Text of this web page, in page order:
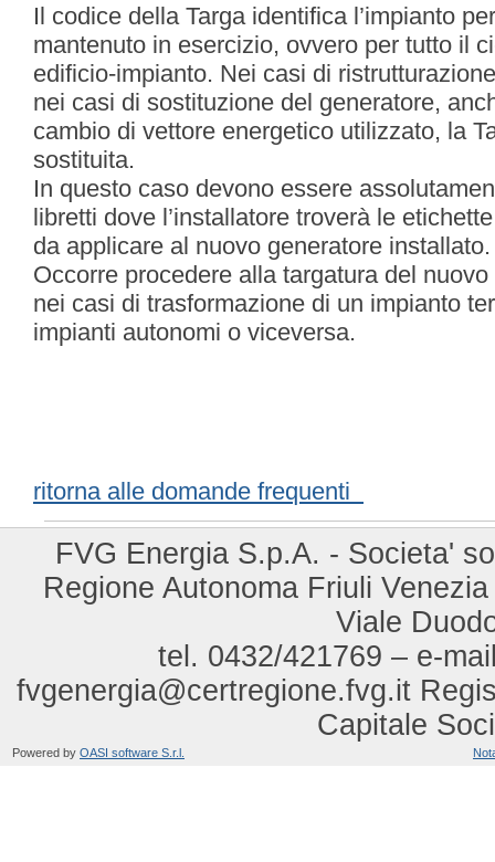
Il codice della Targa identifica l’impianto
mantenuto in esercizio, ovvero per tutto il
edificio-impianto. Nei casi di
nei casi di sostituzione del generatore,
cambio di vettore energetico utilizzato, la
sostituita.
In questo caso devono essere
libretti dove l’installatore troverà le
da applicare al nuovo generatore installato.
Occorre procedere alla targatura del
nei casi di trasformazione di un impianto
impianti autonomi o viceversa.
ritorna alle domande frequenti
FVG Energia S.p.A. - Societa'
Regione Autonoma Friuli
Viale
tel. 0432/421769 – e-
fvgenergia@certregione.fvg.it
Capitale
Powered by OASI software S.r.l.